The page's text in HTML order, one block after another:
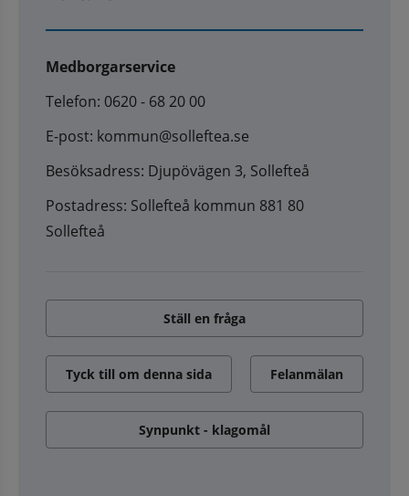
Medborgarservice
Telefon: 0620 - 68 20 00
E-post: kommun@solleftea.se
Besöksadress: Djupövägen 3, Sollefteå
Postadress: Sollefteå kommun 881 80
Sollefteå
Ställ en fråga
Tyck till om denna sida Felanmälan
Synpunkt - klagomål